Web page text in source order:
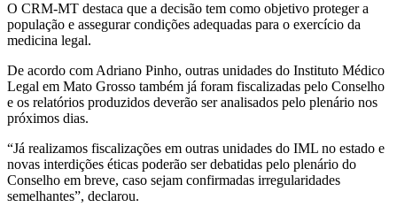
O CRM-MT destaca que a decisão tem como objetivo proteger a
população e assegurar condições adequadas para o exercício da
medicina legal.
De acordo com Adriano Pinho, outras unidades do Instituto Médico
Legal em Mato Grosso também já foram fiscalizadas pelo Conselho
e os relatórios produzidos deverão ser analisados pelo plenário nos
próximos dias.
“Já realizamos fiscalizações em outras unidades do IML no estado e
novas interdições éticas poderão ser debatidas pelo plenário do
Conselho em breve, caso sejam confirmadas irregularidades
semelhantes”, declarou.